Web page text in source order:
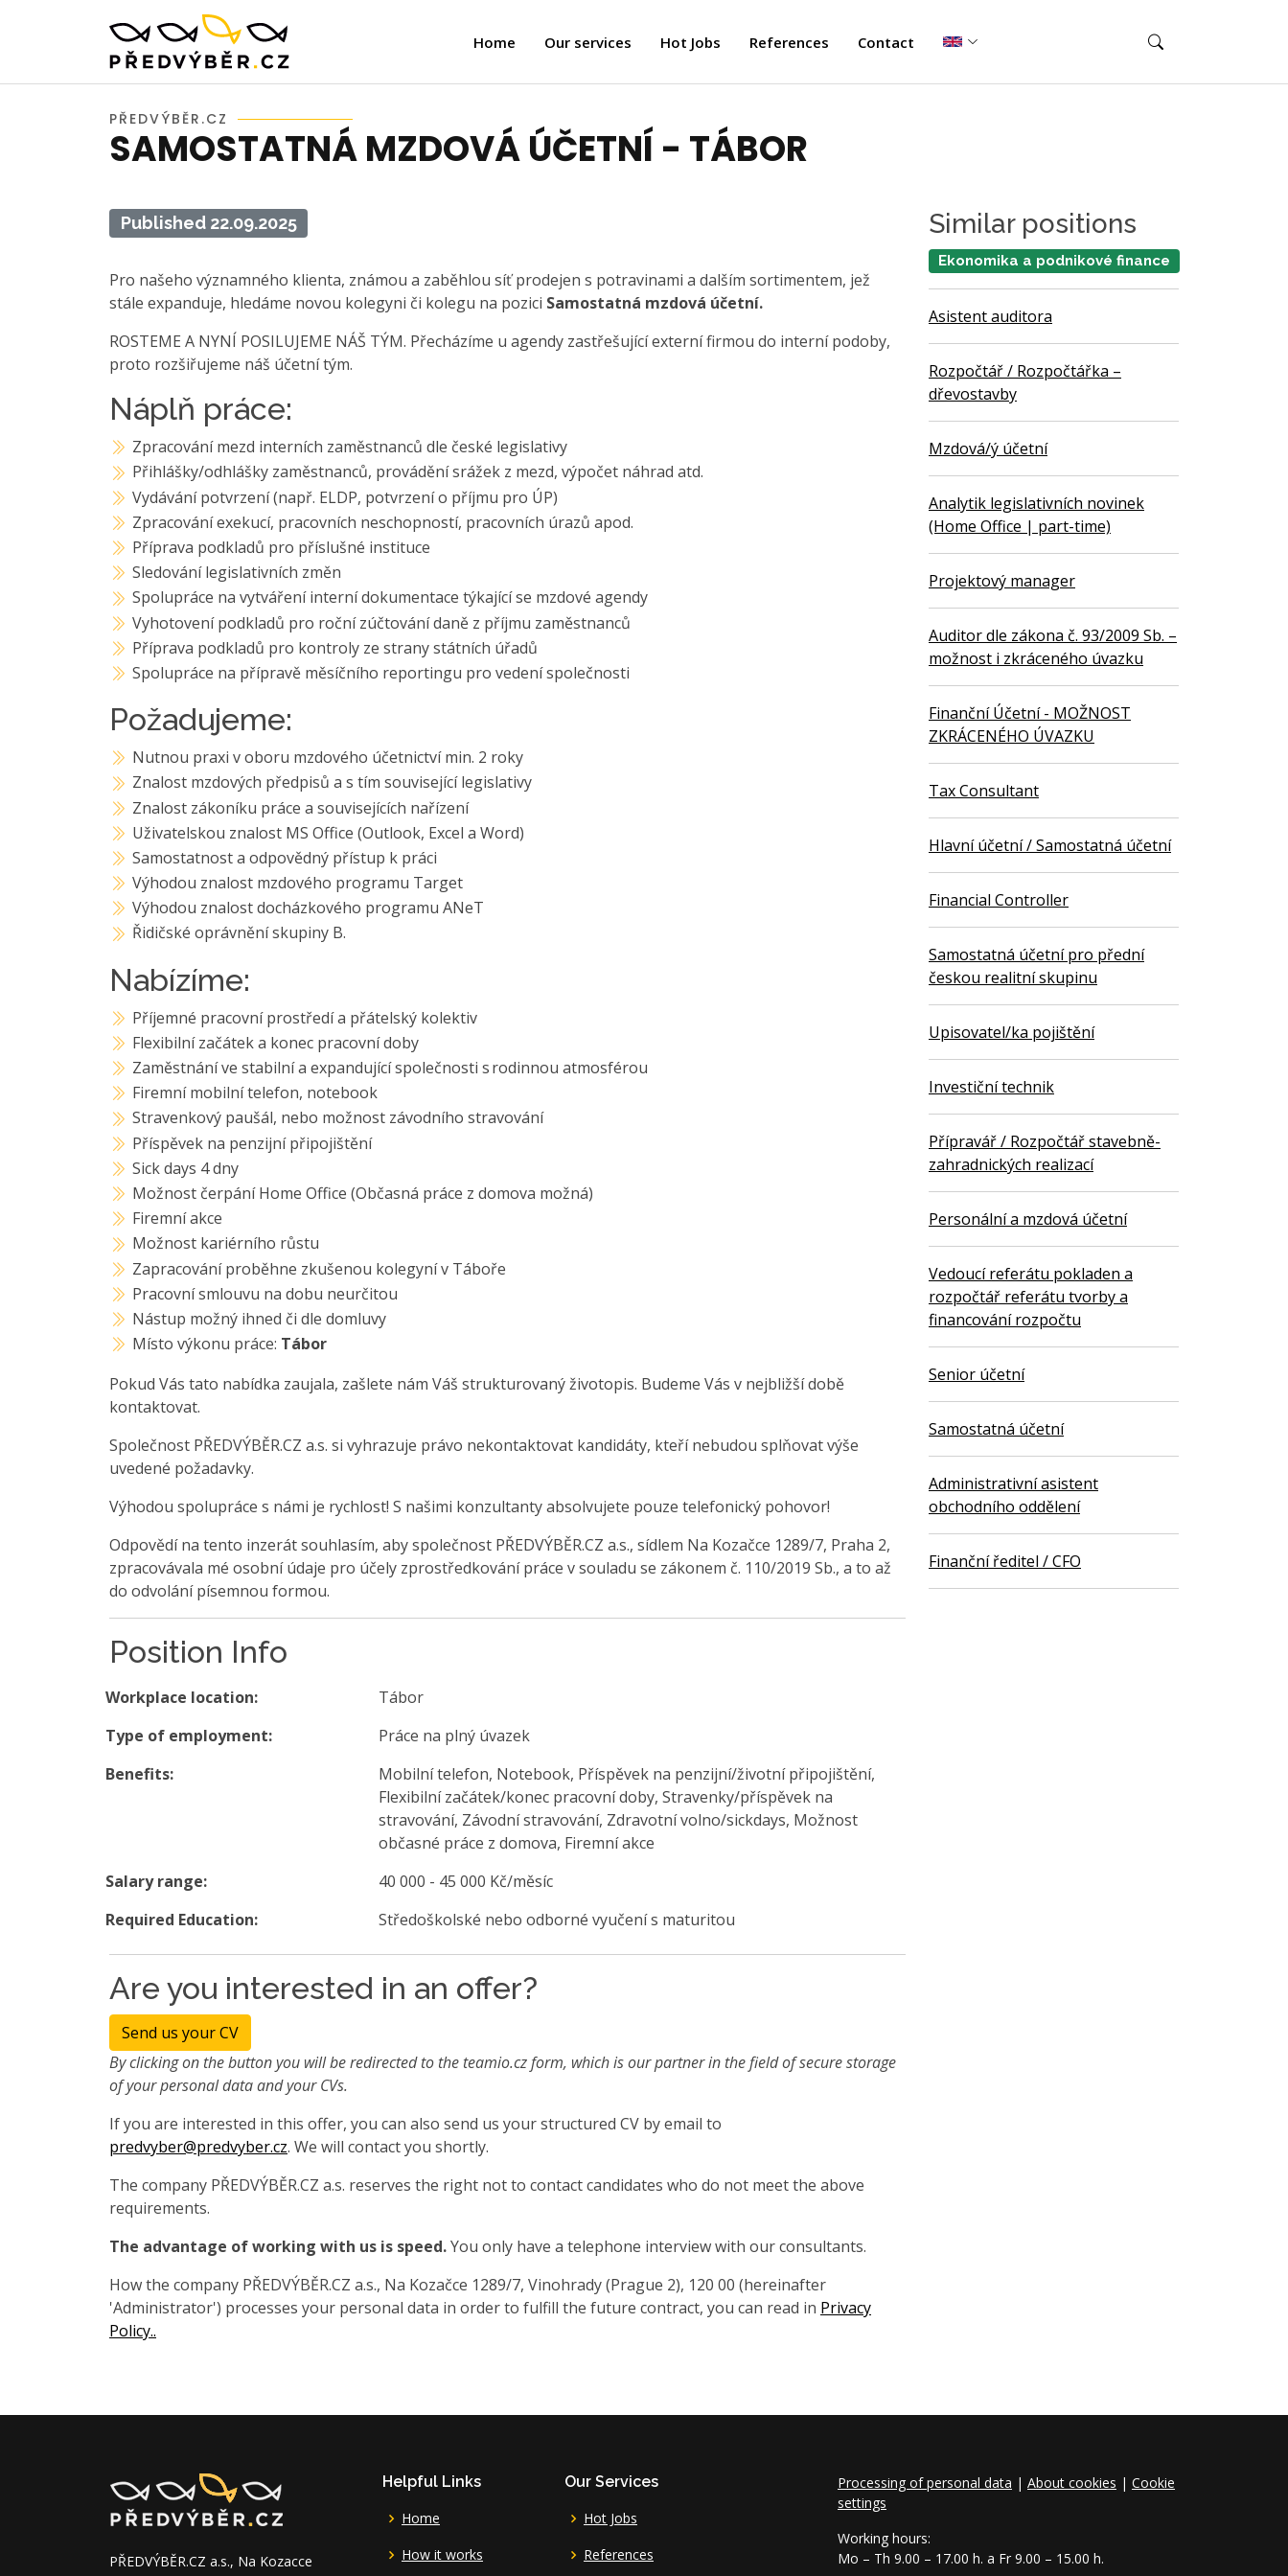
Home Our services Hot Jobs References Contact
PŘEDVÝBĚR.CZ
SAMOSTATNÁ MZDOVÁ ÚČETNÍ - TÁBOR
Published 22.09.2025
Pro našeho významného klienta, známou a zaběhlou síť prodejen s potravinami a dalším sortimentem, jež
stále expanduje, hledáme novou kolegyni či kolegu na pozici Samostatná mzdová účetní.
ROSTEME A NYNÍ POSILUJEME NÁŠ TÝM. Přecházíme u agendy zastřešující externí firmou do interní podoby,
proto rozšiřujeme náš účetní tým.
Náplň práce:
Zpracování mezd interních zaměstnanců dle české legislativy
Přihlášky/odhlášky zaměstnanců, provádění srážek z mezd, výpočet náhrad atd.
Vydávání potvrzení (např. ELDP, potvrzení o příjmu pro ÚP)
Zpracování exekucí, pracovních neschopností, pracovních úrazů apod.
Příprava podkladů pro příslušné instituce
Sledování legislativních změn
Spolupráce na vytváření interní dokumentace týkající se mzdové agendy
Vyhotovení podkladů pro roční zúčtování daně z příjmu zaměstnanců
Příprava podkladů pro kontroly ze strany státních úřadů
Spolupráce na přípravě měsíčního reportingu pro vedení společnosti
Požadujeme:
Nutnou praxi v oboru mzdového účetnictví min. 2 roky
Znalost mzdových předpisů a s tím související legislativy
Znalost zákoníku práce a souvisejících nařízení
Uživatelskou znalost MS Office (Outlook, Excel a Word)
Samostatnost a odpovědný přístup k práci
Výhodou znalost mzdového programu Target
Výhodou znalost docházkového programu ANeT
Řidičské oprávnění skupiny B.
Nabízíme:
Příjemné pracovní prostředí a přátelský kolektiv
Flexibilní začátek a konec pracovní doby
Zaměstnání ve stabilní a expandující společnosti s rodinnou atmosférou
Firemní mobilní telefon, notebook
Stravenkový paušál, nebo možnost závodního stravování
Příspěvek na penzijní připojištění
Sick days 4 dny
Možnost čerpání Home Office (Občasná práce z domova možná)
Firemní akce
Možnost kariérního růstu
Zapracování proběhne zkušenou kolegyní v Táboře
Pracovní smlouvu na dobu neurčitou
Nástup možný ihned či dle domluvy
Místo výkonu práce: Tábor
Pokud Vás tato nabídka zaujala, zašlete nám Váš strukturovaný životopis. Budeme Vás v nejbližší době
kontaktovat.
Společnost PŘEDVÝBĚR.CZ a.s. si vyhrazuje právo nekontaktovat kandidáty, kteří nebudou splňovat výše
uvedené požadavky.
Výhodou spolupráce s námi je rychlost! S našimi konzultanty absolvujete pouze telefonický pohovor!
Odpovědí na tento inzerát souhlasím, aby společnost PŘEDVÝBĚR.CZ a.s., sídlem Na Kozačce 1289/7, Praha 2,
zpracovávala mé osobní údaje pro účely zprostředkování práce v souladu se zákonem č. 110/2019 Sb., a to až
do odvolání písemnou formou.
Position Info
Workplace location:
Tábor
Type of employment:
Práce na plný úvazek
Benefits:
Mobilní telefon, Notebook, Příspěvek na penzijní/životní připojištění,
Flexibilní začátek/konec pracovní doby, Stravenky/příspěvek na
stravování, Závodní stravování, Zdravotní volno/sickdays, Možnost
občasné práce z domova, Firemní akce
Salary range:
40 000 - 45 000 Kč/měsíc
Required Education:
Středoškolské nebo odborné vyučení s maturitou
Are you interested in an offer?
Send us your CV
By clicking on the button you will be redirected to the teamio.cz form, which is our partner in the field of secure storage
of your personal data and your CVs.
If you are interested in this offer, you can also send us your structured CV by email to
predvyber@predvyber.cz. We will contact you shortly.
The company PŘEDVÝBĚR.CZ a.s. reserves the right not to contact candidates who do not meet the above
requirements.
The advantage of working with us is speed.You only have a telephone interview with our consultants.
How the company PŘEDVÝBĚR.CZ a.s., Na Kozačce 1289/7, Vinohrady (Prague 2), 120 00 (hereinafter
'Administrator') processes your personal data in order to fulfill the future contract, you can read in Privacy
Policy..
Similar positions
Ekonomika a podnikové finance
Asistent auditora
Rozpočtář / Rozpočtářka –
dřevostavby
Mzdová/ý účetní
Analytik legislativních novinek
(Home Office | part-time)
Projektový manager
Auditor dle zákona č. 93/2009 Sb. –
možnost i zkráceného úvazku
Finanční Účetní - MOŽNOST
ZKRÁCENÉHO ÚVAZKU
Tax Consultant
Hlavní účetní / Samostatná účetní
Financial Controller
Samostatná účetní pro přední
českou realitní skupinu
Upisovatel/ka pojištění
Investiční technik
Přípravář / Rozpočtář stavebně-
zahradnických realizací
Personální a mzdová účetní
Vedoucí referátu pokladen a
rozpočtář referátu tvorby a
financování rozpočtu
Senior účetní
Samostatná účetní
Administrativní asistent
obchodního oddělení
Finanční ředitel / CFO
PŘEDVÝBĚR.CZ a.s., Na Kozacce
Helpful Links
Home
How it works
Our Services
Hot Jobs
References
Processing of personal data | About cookies | Cookie
settings
Working hours:
Mo – Th 9.00 – 17.00 h. a Fr 9.00 – 15.00 h.